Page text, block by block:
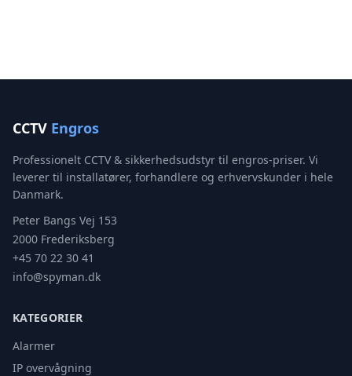
CCTV Engros
Professionelt CCTV & sikkerhedsudstyr til engros-priser. Vi
leverer til installatører, forhandlere og erhvervskunder i hele
Danmark.
Peter Bangs Vej 153
2000 Frederiksberg
+45 70 22 30 41
info@spyman.dk
KATEGORIER
Alarmer
IP overvågning